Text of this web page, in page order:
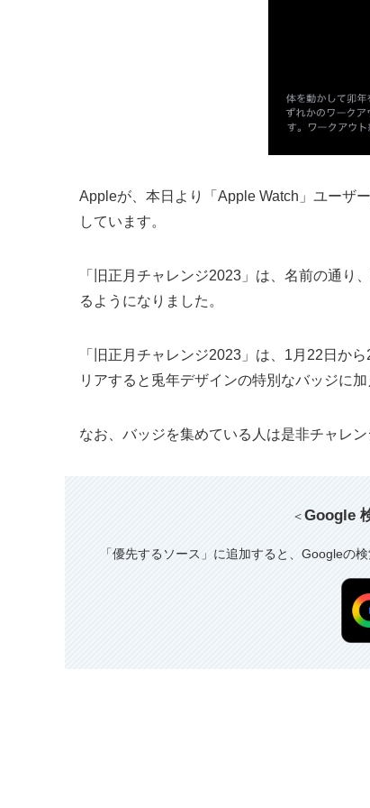
Appleが、本日より「Apple Watch」ユーザ
しています。
「旧正月チャレンジ2023」は、名前の通
るようになりました。
「旧正月チャレンジ2023」は、1月22日か
リアすると兎年デザインの特別なバッジに
なお、バッジを集めている人は是非チャレン
＜Google
「優先するソース」に追加すると、Googleの